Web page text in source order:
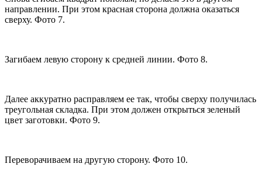
направлении. При этом красная сторона должна оказаться
сверху. Фото 7.
Загибаем левую сторону к средней линии. Фото 8.
Далее аккуратно расправляем ее так, чтобы сверху получилась
треугольная складка. При этом должен открыться зеленый
цвет заготовки. Фото 9.
Переворачиваем на другую сторону. Фото 10.